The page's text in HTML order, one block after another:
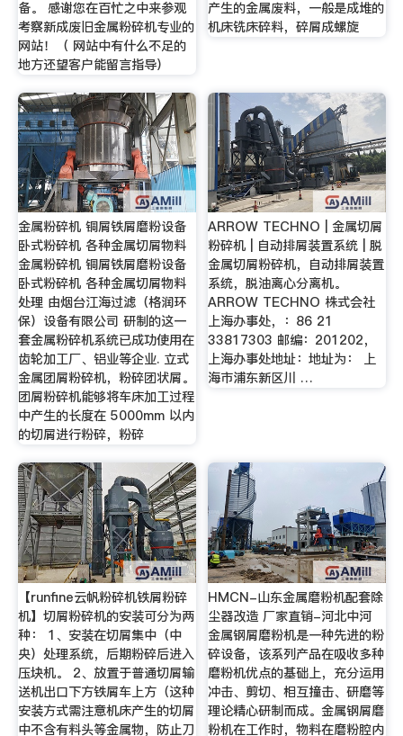
备。 感谢您在百忙之中来参观
考察新成废旧金属粉碎机专业的
网站！（ 网站中有什么不足的
地方还望客户能留言指导）
产生的金属废料，一般是成堆的
机床铣床碎料，碎屑成螺旋
金属粉碎机 铜屑铁屑磨粉设备
卧式粉碎机 各种金属切屑物料
金属粉碎机 铜屑铁屑磨粉设备
卧式粉碎机 各种金属切屑物料
处理 由烟台江海过滤（格润环
保）设备有限公司 研制的这一
套金属粉碎机系统已成功使用在
齿轮加工厂、铝业等企业. 立式
金属团屑粉碎机，粉碎团状屑。
团屑粉碎机能够将车床加工过程
中产生的长度在 5000mm 以内
的切屑进行粉碎，粉碎
ARROW TECHNO | 金属切屑
粉碎机 | 自动排屑装置系统 | 脱
金属切屑粉碎机，自动排屑装置
系统，脱油离心分离机。
ARROW TECHNO 株式会社
上海办事处，：86 21
33817303 邮编：201202，
上海办事处地址：地址为： 上
海市浦东新区川 …
【runfine云帆粉碎机铁屑粉碎
机】切屑粉碎机的安装可分为两
种： 1、安装在切屑集中（中
央）处理系统，后期粉碎后进入
压块机。 2、放置于普通切屑输
送机出口下方铁屑车上方（这种
安装方式需注意机床产生的切屑
中不含有料头等金属物，防止刀
HMCN-山东金属磨粉机配套除
尘器改造 厂家直销-河北中河
金属钢屑磨粉机是一种先进的粉
碎设备，该系列产品在吸收多种
磨粉机优点的基础上，充分运用
冲击、剪切、相互撞击、研磨等
理论精心研制而成。金属钢屑磨
粉机在工作时，物料在磨粉腔内